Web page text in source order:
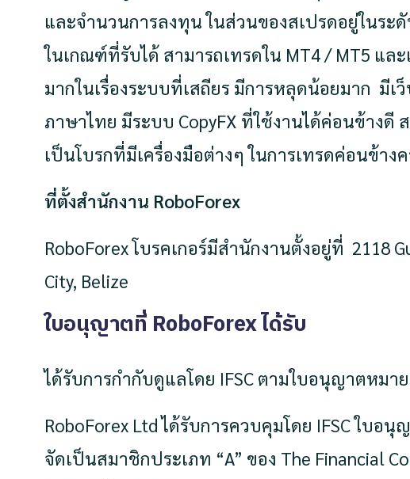
และจำนวนการลงทุน ในส่วนของสเปรดอยู่ในระ
ในเกณฑ์ที่รับได้ สามารถเทรดใน MT4 / MT5 แล
มากในเรื่องระบบที่เสถียร มีการหลุดน้อยมาก มี
ภาษาไทย มีระบบ CopyFX ที่ใช้งานได้ค่อนข้างดี
เป็นโบรกที่มีเครื่องมือต่างๆ ในการเทรดค่อนข้าง
ที่ตั้งสำนักงาน RoboForex
RoboForex โบรคเกอร์มีสำนักงานตั้งอยู่ที่ 2118
City, Belize
ใบอนุญาตที่ RoboForexได้รับ
ได้รับการกำกับดูแลโดย IFSC ตามใบอนุญาตหมา
RoboForex Ltd ได้รับการควบคุมโดย IFSC ใบอนุ
จัดเป็นสมาชิกประเภท “A” ของ The Financial